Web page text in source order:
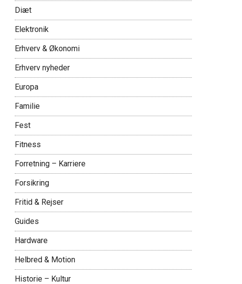
Diæt
Elektronik
Erhverv & Økonomi
Erhverv nyheder
Europa
Familie
Fest
Fitness
Forretning – Karriere
Forsikring
Fritid & Rejser
Guides
Hardware
Helbred & Motion
Historie – Kultur